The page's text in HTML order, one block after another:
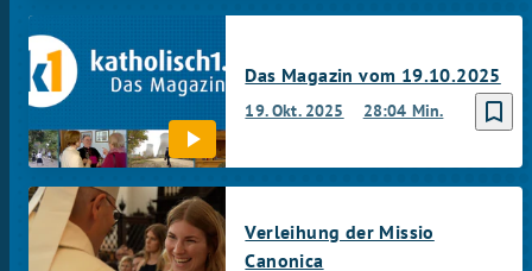
bookmark_border
19. Okt. 2025 28:04 Min.
Das Magazin vom 19.10.2025
Verleihung der Missio
Canonica